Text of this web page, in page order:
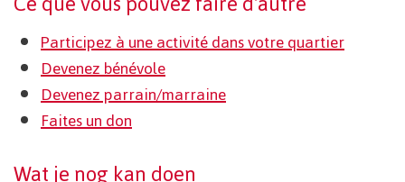
Participez à une activité dans votre quartier
Devenez bénévole
Devenez parrain/marraine
Faites un don